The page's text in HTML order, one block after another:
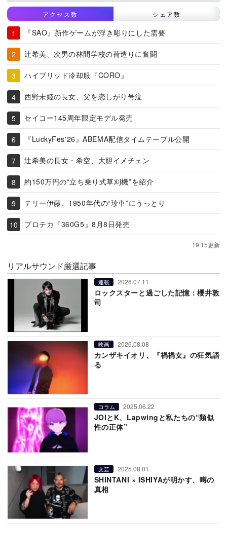
アクセス数 シェア数
『SAO』新作ゲームが浮き彫りにした需要
辻希美、次男の林間学校の荷造りに奮闘
ハイブリッド冷却服『CORO』
西野未姫の長女、父を恋しがり号泣
セイコー145周年限定モデル発売
『LuckyFes'26』ABEMA配信タイムテーブル公開
辻希美の長女・希空、大胆イメチェン
約150万円の“立ち乗り式草刈機”を紹介
テリー伊藤、1950年代の“珍車”にうっとり
プロテカ『360G5』8月8日発売
19:15更新
リアルサウンド厳選記事
連載 2026.07.11
ロックスターと過ごした記憶：櫻井敦
司
映画 2026.08.08
カンザキイオリ、『禍禍女』の狂気語
る
コラム 2025.06.22
JOIとK、Lapwingと私たちの“類似
性の正体”
文芸 2025.08.01
SHINTANI × ISHIYAが明かす、噂の
真相